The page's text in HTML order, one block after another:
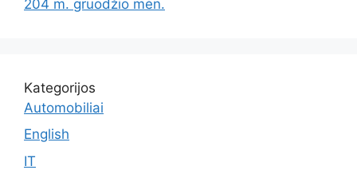
204 m. gruodžio mėn.
Kategorijos
Automobiliai
English
IT